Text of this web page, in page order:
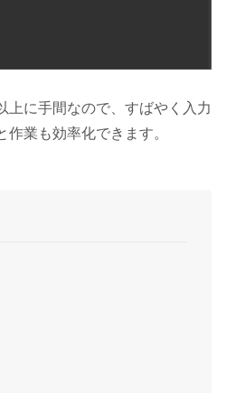
上に手間なので、すばやく入力
業も効率化できます。